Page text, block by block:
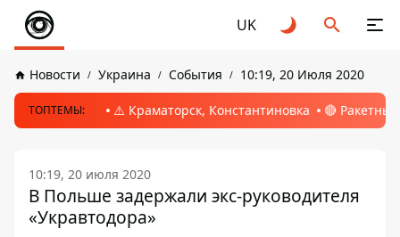
UK
Новости Украина События 10:19, 20 Июля 2020
ТОПТЕМЫ: ⚠️ Краматорск, Константиновка 🔴
10:19, 20 июля 2020
В Польше задержали экс-руководителя
«Укравтодора»